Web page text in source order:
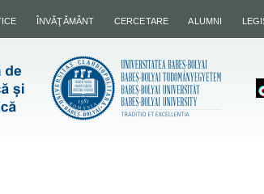
ÎNVĂŢĂMÂNT CERCETARE ALUMNI